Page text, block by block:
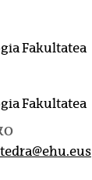
Fakultatea
Fakultatea